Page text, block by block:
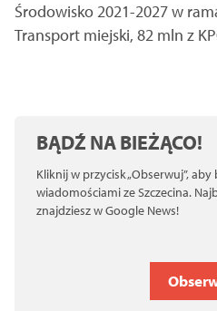
Środowisko 2021-2027 w
Transport miejski, 82 mln z
BĄDŹ NA BIEŻĄCO!
Kliknij w przycisk „Obserwuj”, aby
wiadomościami ze Szczecina.
znajdziesz w Google News!